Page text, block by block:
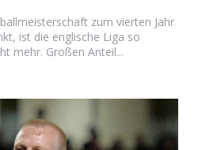
zum vierten Jahr
ist die englische Liga so
mehr. Großen Anteil...